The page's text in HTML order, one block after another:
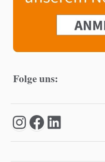
Folge uns: